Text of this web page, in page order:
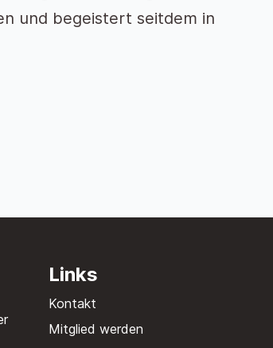
und begeistert seitdem in
Links
Kontakt
Mitglied werden